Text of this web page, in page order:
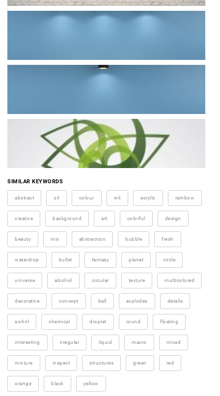
SIMILAR KEYWORDS
abstract oil colour ink acrylic rainbow
creative background art colorful design
beauty mix abstraction bubble fresh
waterdrop bullet fantasy planet circle
universe alcohol circular texture multicolored
decorative concept ball explodes details
swhirl chemical droplet round floating
interesting irregular liquid macro mixed
mixture inspect structures green red
orange black yellow